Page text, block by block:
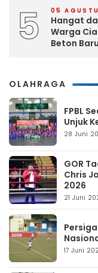
5 05
Hangat
Warga
Beton Baru
OLAHRAGA
FPBL
Unjuk
28 Juni
GOR
Chris
2026
21 Juni
17 Juni